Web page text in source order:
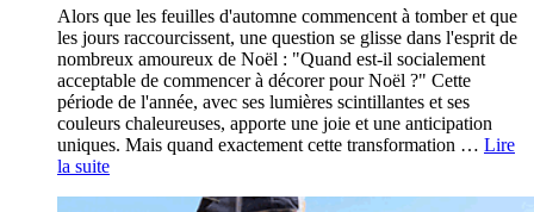
Alors que les feuilles d'automne commencent à tomber et que
les jours raccourcissent, une question se glisse dans l'esprit de
nombreux amoureux de Noël : "Quand est-il socialement
acceptable de commencer à décorer pour Noël ?" Cette
période de l'année, avec ses lumières scintillantes et ses
couleurs chaleureuses, apporte une joie et une anticipation
uniques. Mais quand exactement cette transformation … Lire
la suite